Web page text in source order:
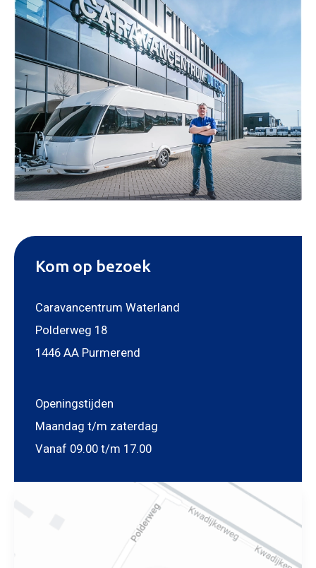
KOPEN
NIEUW
WINKEL
Selecteer uw foto
Kom op bezoek
Caravancentrum Waterland
Polderweg 18
1446 AA Purmerend
Openingstijden
Maandag t/m zaterdag
Vanaf 09.00 t/m 17.00